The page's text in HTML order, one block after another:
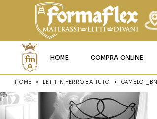
HOME COMPRA ONLINE
HOME LETTI IN FERRO BATTUTO CAMELOT_BN